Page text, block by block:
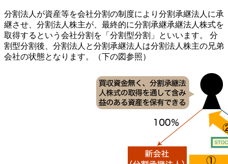
分割法人が資産等を会社分割の制度により分割承継法人に承
継させ、分割法人株主が、最終的に分割承継承継法人株式を
取得するという会社分割を「分割型分割」といいます。 分
割型分割後、分割法人と分割承継法人は分割法人株主の兄弟
会社の状態となります。（下の図参照）